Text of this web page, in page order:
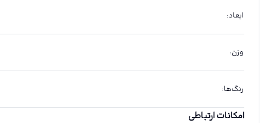
ابعاد:
وزن:
رنگ‌ها:
امکانات ارتباطی